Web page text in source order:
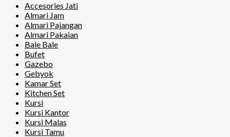
Accesories Jati
Almari Jam
Almari Pajangan
Almari Pakaian
Bale Bale
Bufet
Gazebo
Gebyok
Kamar Set
Kitchen Set
Kursi
Kursi Kantor
Kursi Malas
Kursi Tamu